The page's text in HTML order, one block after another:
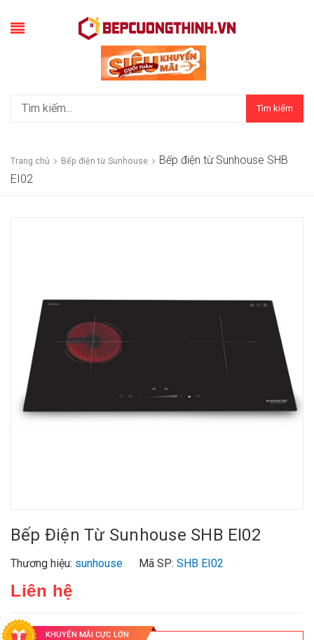
Tìm kiếm
Trang chủ Bếp điện từ Sunhouse
Bếp điện từ Sunhouse SHB
EI02
Bếp Điện Từ Sunhouse SHB EI02
Thương hiệu: sunhouse Mã SP: SHB EI02
Liên hệ
KHUYẾN MÃI CỰC LỚN